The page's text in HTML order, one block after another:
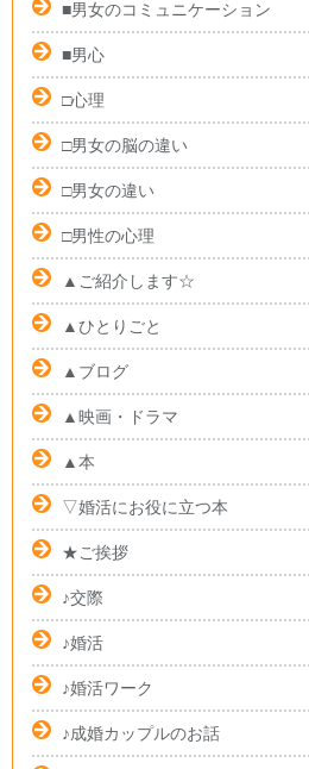
■男女のコミュニケーション
■男心
□心理
□男女の脳の違い
□男女の違い
□男性の心理
▲ご紹介します☆
▲ひとりごと
▲ブログ
▲映画・ドラマ
▲本
▽婚活にお役に立つ本
★ご挨拶
♪交際
♪婚活
♪婚活ワーク
♪成婚カップルのお話